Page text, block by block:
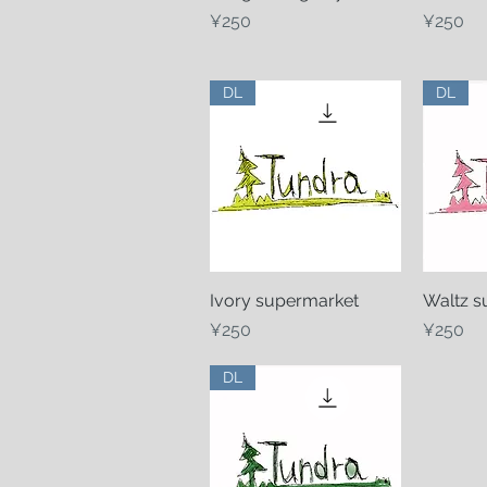
Price
¥250
Price
¥250
Quick View
DL
Ivory supermarket
Price
¥250
DL
Waltz
Price
¥250
DL